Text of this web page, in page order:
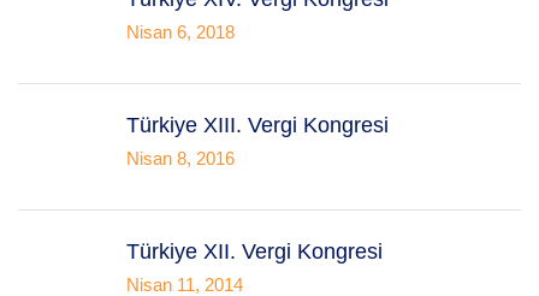
Nisan 6, 2018
Türkiye XIII. Vergi Kongresi
Nisan 8, 2016
Türkiye XII. Vergi Kongresi
Nisan 11, 2014